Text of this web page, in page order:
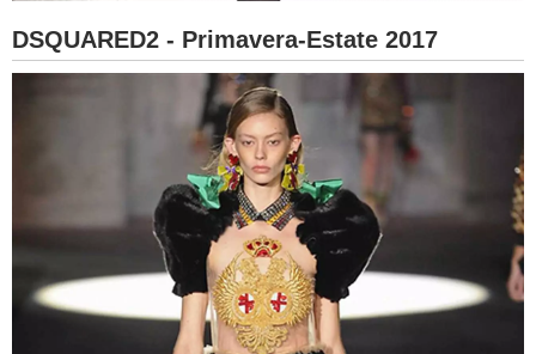
DSQUARED2 - Primavera-Estate 2017